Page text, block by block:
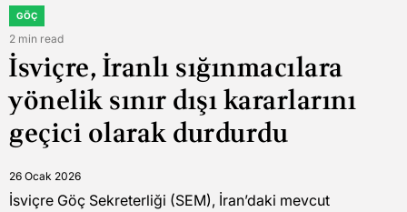
POSTED
IN
GÖÇ
Estimated
read
time
2 min read
İsviçre, İranlı sığınmacılara
yönelik sınır dışı kararlarını
geçici olarak durdurdu
26 Ocak 2026
İsviçre Göç Sekreterliği (SEM), İran’daki mevcut